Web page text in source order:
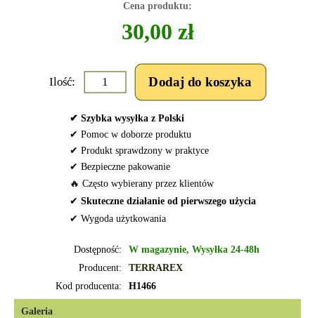
Cena produktu:
30,00 zł
Ilość:
✔ Szybka wysyłka z Polski
✔ Pomoc w doborze produktu
✔ Produkt sprawdzony w praktyce
✔ Bezpieczne pakowanie
🔥 Często wybierany przez klientów
✔ Skuteczne działanie od pierwszego użycia
✔ Wygoda użytkowania
Dostępność:
W magazynie, Wysyłka 24-48h
Producent:
TERRAREX
Kod producenta:
H1466
Galeria